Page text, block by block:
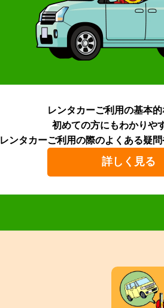
レンタカーご利用の基本
初めての方にもわかりや
レンタカーご利用の際のよくある疑問
詳しく見る